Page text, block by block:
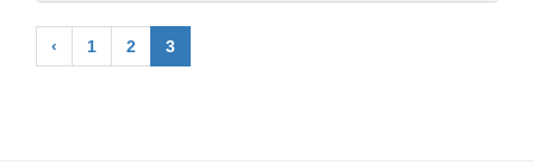
‹ 1 2 3